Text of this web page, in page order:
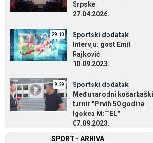
Srpske
27.04.2026.
29:10
Sportski dodatak
Intervju: gost Emil
Rajković
10.09.2023.
9:29
Sportski dodatak
Međunarodni košarkaški
turnir "Prvih 50 godina
Igokea M:TEL"
07.09.2023.
SPORT - ARHIVA